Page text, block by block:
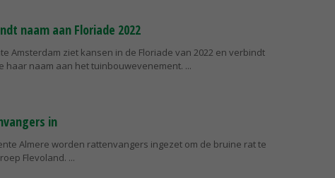
naam aan Floriade 2022
Amsterdam ziet kansen in de Floriade van 2022 en verbindt
haar naam aan het tuinbouwevenement.
in
Almere worden rattenvangers ingezet om de bruine rat te
Flevoland.